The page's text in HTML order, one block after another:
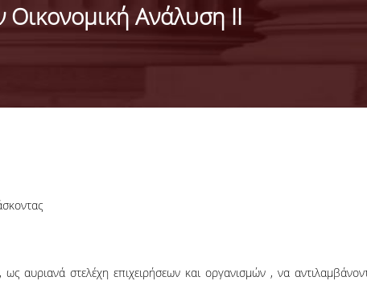
Ανάλυση ΙΙ
αυριανά στελέχη επιχειρήσεων και οργανισμών , να